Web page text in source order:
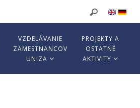
VZDELÁVANIE
ZAMESTNANCOV
UNIZA
PROJEKTY A
OSTATNÉ
AKTIVITY